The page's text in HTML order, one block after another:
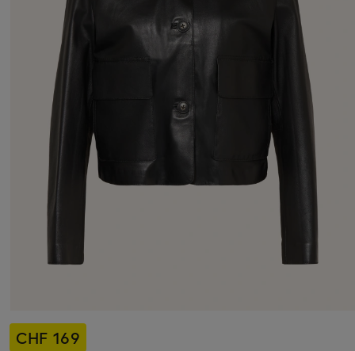
CHF 169